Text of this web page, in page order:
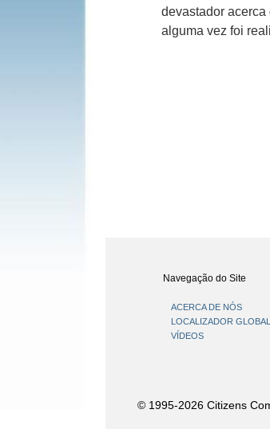
devastador
alguma vez foi
Navegação do Site
ACERCA DE NÓS
LOCALIZADOR
VÍDEOS
© 1995-2026 Citizens